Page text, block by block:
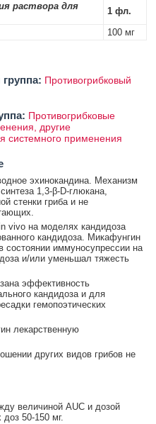
раствора для
1 фл.
100 мг
Противогрибковый
Противогрибковые
другие
системного применения
эхинокандина. Механизм
1,3-β-D-глюкана,
стенки гриба и не
vivo на моделях кандидоза
кандидоза. Микафунгин
иммуносупрессии на
и/или уменьшал тяжесть
эффективность
кандидоза и для
гемопоэтических
лекарственную
других видов грибов не
величиной AUC и дозой
50-150 мг.